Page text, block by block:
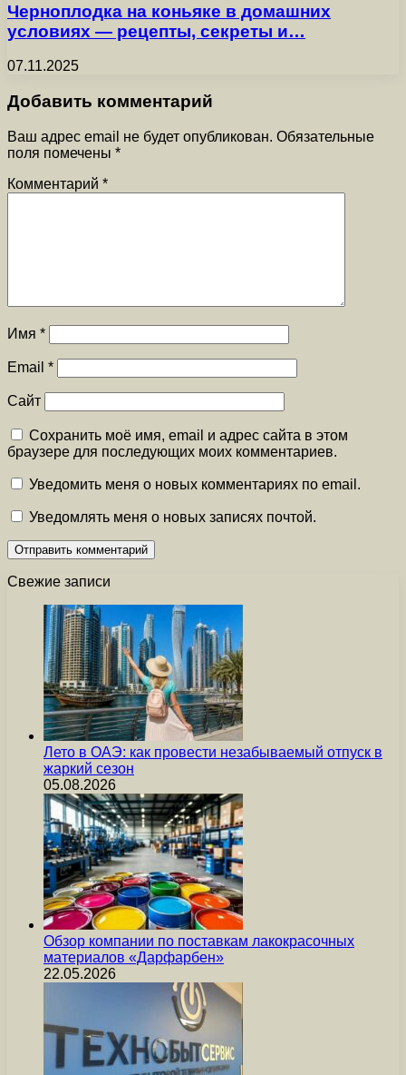
Черноплодка на коньяке в домашних
условиях — рецепты, секреты и…
07.11.2025
Добавить комментарий
Ваш адрес email не будет опубликован. Обязательные
поля помечены *
Комментарий *
Имя *
Email *
Сайт
Сохранить моё имя, email и адрес сайта в этом
браузере для последующих моих комментариев.
Уведомить меня о новых комментариях по email.
Уведомлять меня о новых записях почтой.
Свежие записи
Лето в ОАЭ: как провести незабываемый отпуск в
жаркий сезон
05.08.2026
Обзор компании по поставкам лакокрасочных
материалов «Дарфарбен»
22.05.2026